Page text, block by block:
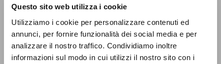
Questo sito web utilizza i cookie
Utilizziamo i cookie per personalizzare contenuti ed
annunci, per fornire funzionalità dei social media e per
analizzare il nostro traffico. Condividiamo inoltre
informazioni sul modo in cui utilizzi il nostro sito con i
Giussani LuigiAutor
Español
Comunión y Liberación
BÚSQUEDA AVANZADA »
0DOCUMENTOS ENCONTRADOS